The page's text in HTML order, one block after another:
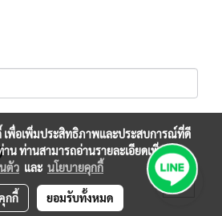
เพื่อเพิ่มประสิทธิภาพและประสบการณ์ที่ดี
าน ท่านสามารถอ่านรายละเอียดเพิ่มเติม
ตัว และ นโยบายคุกกี้
กกี้ ยอมรับทั้งหมด